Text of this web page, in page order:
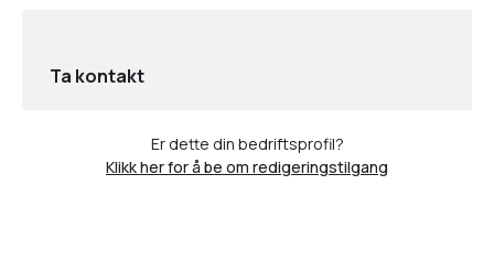
Ta kontakt
Er dette din bedriftsprofil?
Klikk her for å be om redigeringstilgang